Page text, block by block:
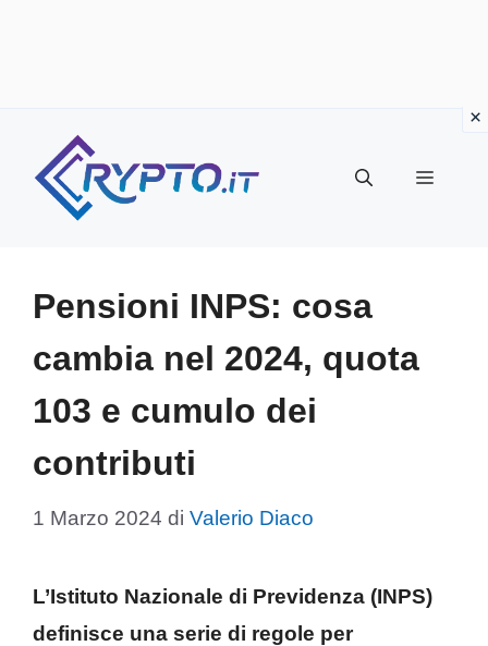
contenuto
Menu
Pensioni INPS: cosa
cambia nel 2024, quota
103 e cumulo dei
contributi
1 Marzo 2024 di Valerio Diaco
L’Istituto Nazionale di Previdenza (INPS)
definisce una serie di regole per